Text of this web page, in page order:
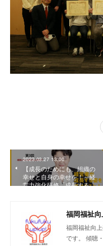
2023.03.27 13:00
【成長のためにも、組織の
幸せと自身の幸せを！～経
営力強化研修「成長する…
福岡福祉
福岡福祉向
です。 傾聴